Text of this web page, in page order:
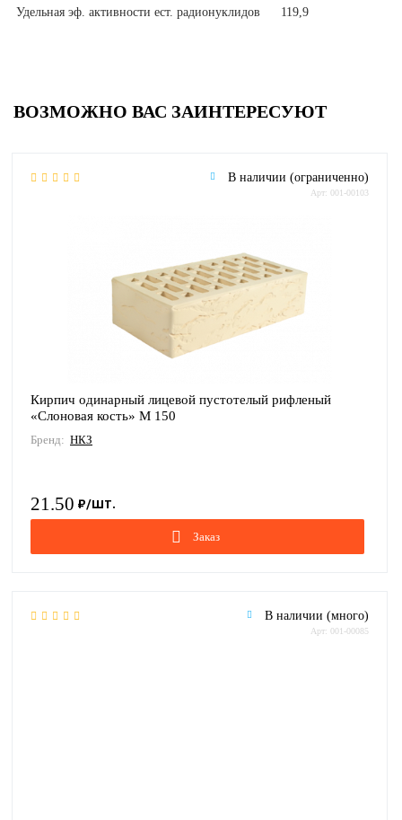
Удельная эф. активности ест. радионуклидов
119,9
ВОЗМОЖНО ВАС ЗАИНТЕРЕСУЮТ
Кирпич одинарный лицевой пустотелый рифленый
«Слоновая кость» М 150
Бренд: НКЗ
В наличии (ограниченно)
Арт: 001-00103
21.50
Заказ
В наличии (много)
Арт: 001-00085